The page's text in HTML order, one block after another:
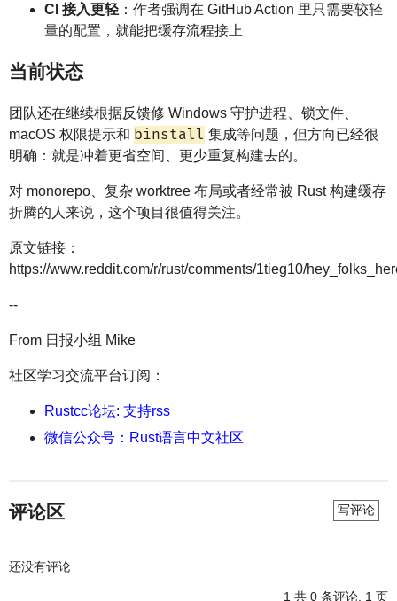
CI 接入更轻 ：作者强调在 GitHub Action 里只需要较轻
量的配置，就能把缓存流程接上
当前状态
团队还在继续根据反馈修 Windows 守护进程、锁文件、
macOS 权限提示和 binstall 集成等问题，但方向已经很
明确：就是冲着更省空间、更少重复构建去的。
对 monorepo、复杂 worktree 布局或者经常被 Rust 构建缓存
折腾的人来说，这个项目很值得关注。
原文链接：
https://www.reddit.com/r/rust/comments/1tieg10/
--
From 日报小组 Mike
社区学习交流平台订阅：
Rustcc论坛: 支持rss
微信公众号：Rust语言中文社区
评论区 写评论
还没有评论
1 共 0 条评论, 1 页